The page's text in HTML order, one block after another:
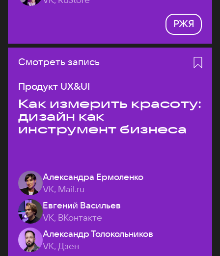
РЖЯ
Смотреть запись
Продукт UX&UI
Как измерить красоту:
дизайн как
инструмент бизнеса
Александра Ермоленко
VK, Mail.ru
Евгений Васильев
VK, ВКонтакте
Александр Толокольников
VK, Дзен